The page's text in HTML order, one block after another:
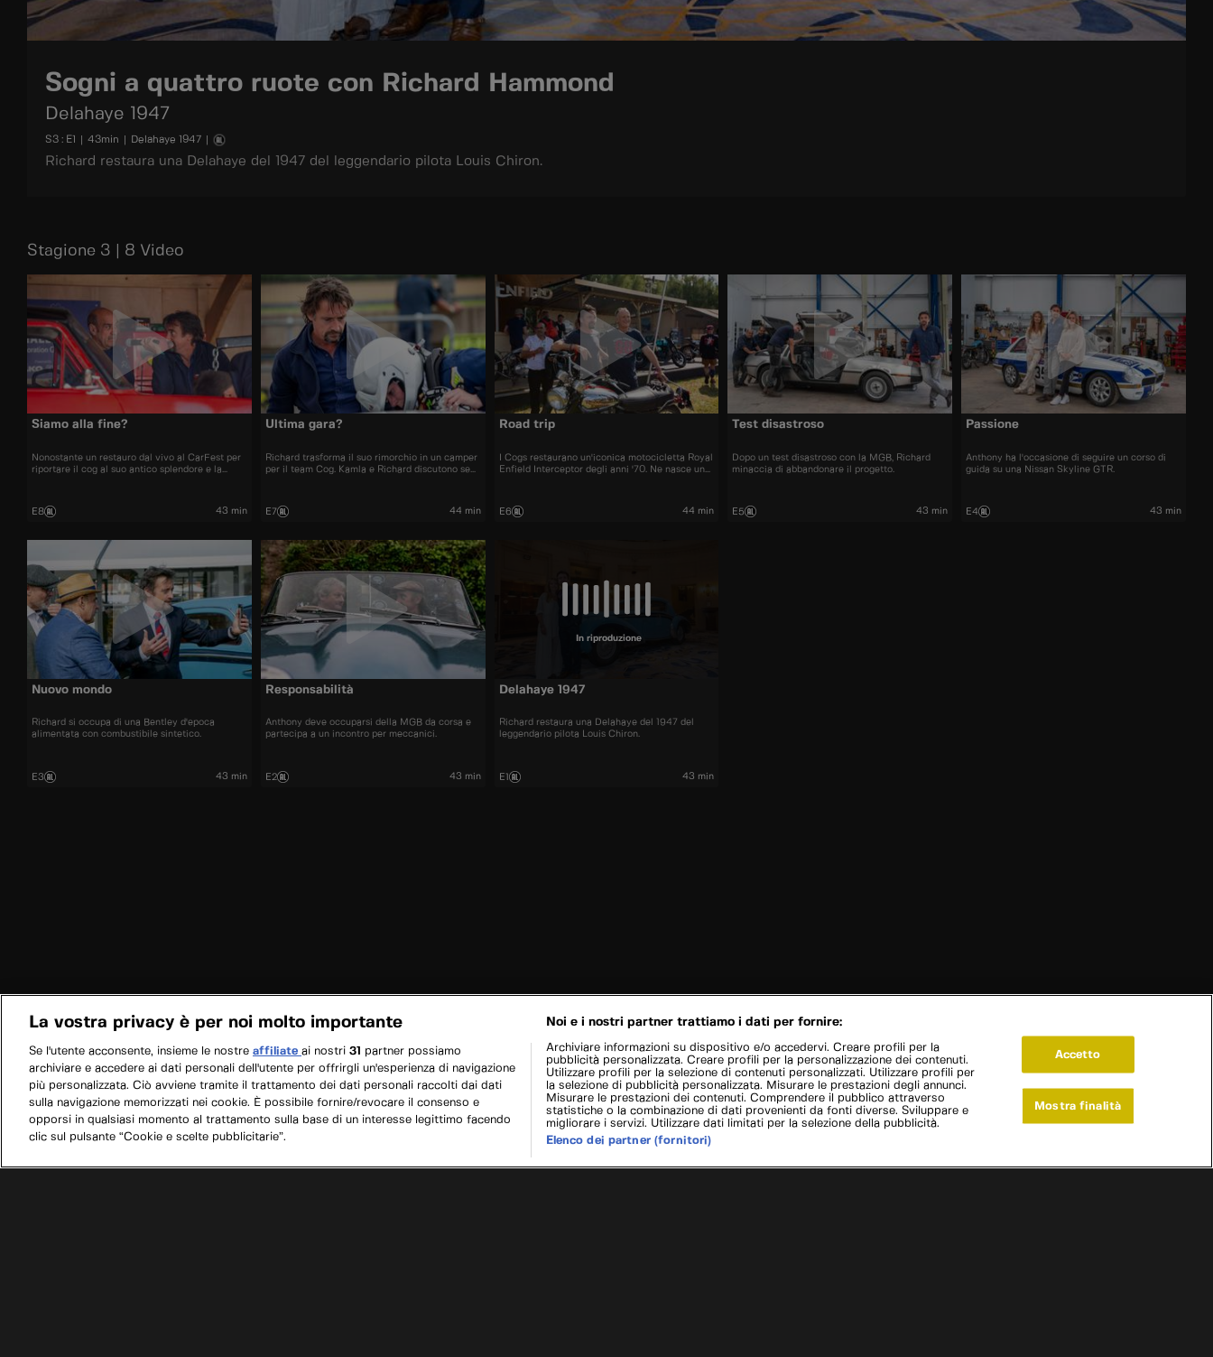
Sogni a quattro ruote con Richard Hammond
Delahaye 1947
S3 : E1 43min Delahaye 1947
Richard restaura una Delahaye del 1947 del leggendario pilota Louis Chiron.
Stagione 3 | 8 Video
Siamo alla fine?
Nonostante un restauro dal vivo al CarFest per
riportare il cog al suo antico splendore e la
Anche con un lavoro più remunerativo in vista, il
futuro non sembra certo.
E8 43 min
Ultima gara?
Richard trasforma il suo rimorchio in un camper
per il team Cog. Kamla e Richard discutono se
nell'ultima gara della stagione.
E7
44 min
Road trip
I Cogs restaurano un'iconica motocicletta Royal
Enfield Interceptor degli anni '70. Ne nasce un
personalmente la moto al fantastico festival
Wheels and Waves di Biarritz.
E6 44 min
Test disastroso
Dopo un test disastroso con la MGB, Richard
minaccia di abbandonare il progetto.
E5 43 min
Passione
Anthony ha l'occasione di seguire un corso di
guida su una Nissan Skyline GTR.
E4 43 min
Nuovo mondo
Richard si occupa di una Bentley d'epoca
alimentata con combustibile sintetico.
E3 43 min
Responsabilità
Anthony deve occuparsi della MGB da corsa e
partecipa a un incontro per meccanici.
E2 43 min
In riproduzione
Delahaye 1947
Richard restaura una Delahaye del 1947 del
leggendario pilota Louis Chiron.
E1 43 min
La vostra privacy è per noi molto importante
Se l'utente acconsente, insieme le nostre affiliate ai nostri 31
partner possiamo
archiviare e accedere ai dati personali dell'utente per offrirgli un'esperienza di navigazione
più personalizzata. Ciò avviene tramite il trattamento dei dati personali raccolti dai dati
sulla navigazione memorizzati nei cookie. È possibile fornire/revocare il consenso e
opporsi in qualsiasi momento al trattamento sulla base di un interesse legittimo facendo
clic sul pulsante “Cookie e scelte pubblicitarie”.
Noi e i nostri partner trattiamo i dati per fornire:
Archiviare informazioni su dispositivo e/o accedervi. Creare profili per la
pubblicità personalizzata. Creare profili per la personalizzazione dei contenuti.
Utilizzare profili per la selezione di contenuti personalizzati. Utilizzare profili per
la selezione di pubblicità personalizzata. Misurare le prestazioni degli annunci.
Misurare le prestazioni dei contenuti. Comprendere il pubblico attraverso
statistiche o la combinazione di dati provenienti da fonti diverse. Sviluppare e
migliorare i servizi. Utilizzare dati limitati per la selezione della pubblicità.
Elenco dei partner (fornitori)
Accetto
Mostra finalità